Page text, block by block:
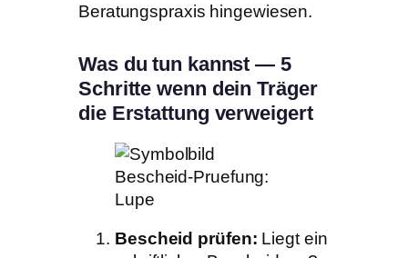
Beratungspraxis hingewiesen.
Was du tun kannst — 5
Schritte wenn dein Träger
die Erstattung verweigert
Bescheid prüfen: Liegt ein